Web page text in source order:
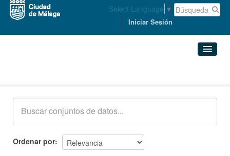
Select Language ▼
Iniciar Sesión
Ordenar por